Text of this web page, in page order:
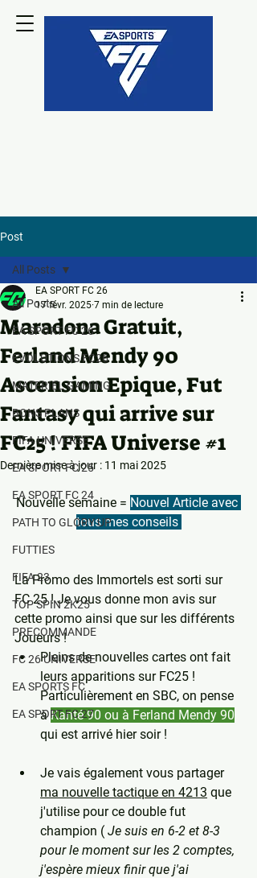
Post
All Posts
EA SPORT FC 26
EVOLUTIONS FC26
MATERIEL GAMING
BONS PLANS
FIFA UNIVERSE
EA SPORT FC 25
EA SPORT FC 24
PATH TO GLORY UP
FUTTIES
FIFA 23
TOP SPIN 2K25
PRECOMMANDE
FC 26 UNIVERSE
EA SPORTS FC
EA SPORT FC 27
All Posts
Maradona Gratuit,
Ferland Mendy 90
Ascension Epique, Fut
Fantasy qui arrive sur
FC25 ! FIFA Universe #1
EA SPORT FC 26
17 févr. 2025 7 min de lecture
Dernière mise à jour : 11 mai 2025
Nouvelle semaine = Nouvel Article avec
tous mes conseils
La Promo des Immortels est sorti sur
FC 25 ! Je vous donne mon avis sur
cette promo ainsi que sur les différents
Joueurs !
Pleins de nouvelles cartes ont fait
leurs apparitions sur FC25 !
Particulièrement en SBC, on pense
à Kanté 90 ou à Ferland Mendy 90
qui est arrivé hier soir !
Je vais également vous partager
ma nouvelle tactique en 4213 que
j'utilise pour ce double fut
champion ( Je suis en 6-2 et 8-3
pour le moment sur les 2 comptes,
j'espère mieux finir que j'ai